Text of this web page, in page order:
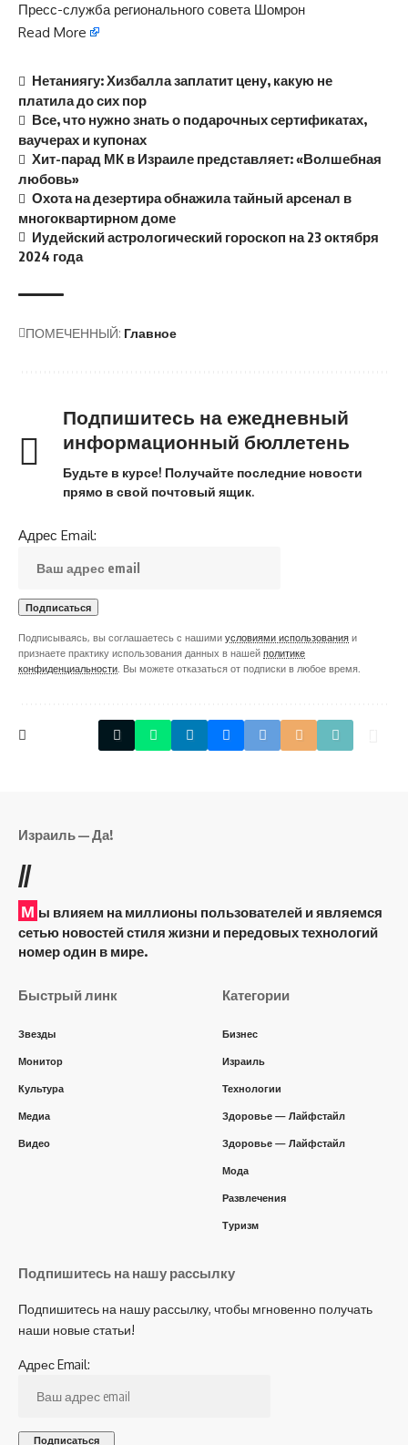
Пресс-служба регионального совета Шомрон
Read More
Нетаниягу: Хизбалла заплатит цену, какую не
платила до сих пор
Все, что нужно знать о подарочных сертификатах,
ваучерах и купонах
Хит-парад МК в Израиле представляет: «Волшебная
любовь»
Охота на дезертира обнажила тайный арсенал в
многоквартирном доме
Иудейский астрологический гороскоп на 23 октября
2024 года
ПОМЕЧЕННЫЙ: Главное
Подпишитесь на ежедневный
информационный бюллетень
Будьте в курсе! Получайте последние новости
прямо в свой почтовый ящик.
Адрес Email:
Подписываясь, вы соглашаетесь с нашими условиями использования и
признаете практику использования данных в нашей политике
конфиденциальности . Вы можете отказаться от подписки в любое время.
Израиль — Да!
//
М ы влияем на миллионы пользователей и являемся
сетью новостей стиля жизни и передовых технологий
номер один в мире.
Быстрый линк
Звезды
Монитор
Культура
Медиа
Видео
Категории
Бизнес
Израиль
Технологии
Здоровье — Лайфстайл
Здоровье — Лайфстайл
Мода
Развлечения
Туризм
Подпишитесь на нашу рассылку
Подпишитесь на нашу рассылку, чтобы мгновенно получать
наши новые статьи!
Адрес Email: